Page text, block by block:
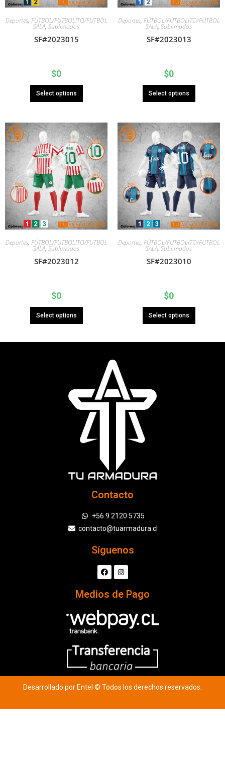
Deportes, FÚTBOL/FUTBOLITO/FUTBOL
SALA, Sublimados
SF#2023015
$0
Select options
Deportes, FÚTBOL/FUTBOLITO/FUTBOL
SALA, Sublimados
SF#2023013
$0
Select options
Deportes, FÚTBOL/FUTBOLITO/FUTBOL
SALA, Sublimados
SF#2023012
$0
Select options
Deportes, FÚTBOL/FUTBOLITO/FUTBOL
SALA, Sublimados
SF#2023010
$0
Select options
Contacto
+56 9 2120 5735
contacto@tuarmadura.cl
Síguenos
Medios de Pago
Desarrollado por Entel © Todos los derechos reservados.